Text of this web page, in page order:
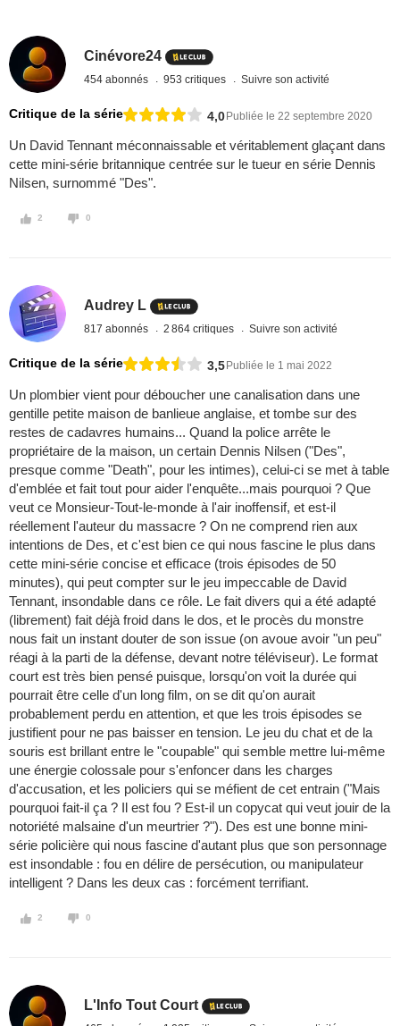
Cinévore24
454 abonnés 953 critiques Suivre son activité
Critique de la série 4,0Publiée le 22 septembre 2020
Un David Tennant méconnaissable et véritablement glaçant dans
cette mini-série britannique centrée sur le tueur en série Dennis
Nilsen, surnommé "Des".
2 0
Audrey L
817 abonnés 2 864 critiques Suivre son activité
Critique de la série 3,5Publiée le 1 mai 2022
Un plombier vient pour déboucher une canalisation dans une
gentille petite maison de banlieue anglaise, et tombe sur des
restes de cadavres humains... Quand la police arrête le
propriétaire de la maison, un certain Dennis Nilsen ("Des",
presque comme "Death", pour les intimes), celui-ci se met à table
d'emblée et fait tout pour aider l'enquête...mais pourquoi ? Que
veut ce Monsieur-Tout-le-monde à l'air inoffensif, et est-il
réellement l'auteur du massacre ? On ne comprend rien aux
intentions de Des, et c'est bien ce qui nous fascine le plus dans
cette mini-série concise et efficace (trois épisodes de 50
minutes), qui peut compter sur le jeu impeccable de David
Tennant, insondable dans ce rôle. Le fait divers qui a été adapté
(librement) fait déjà froid dans le dos, et le procès du monstre
nous fait un instant douter de son issue (on avoue avoir "un peu"
réagi à la parti de la défense, devant notre téléviseur). Le format
court est très bien pensé puisque, lorsqu'on voit la durée qui
pourrait être celle d'un long film, on se dit qu'on aurait
probablement perdu en attention, et que les trois épisodes se
justifient pour ne pas baisser en tension. Le jeu du chat et de la
souris est brillant entre le "coupable" qui semble mettre lui-même
une énergie colossale pour s'enfoncer dans les charges
d'accusation, et les policiers qui se méfient de cet entrain ("Mais
pourquoi fait-il ça ? Il est fou ? Est-il un copycat qui veut jouir de la
notoriété malsaine d'un meurtrier ?"). Des est une bonne mini-
série policière qui nous fascine d'autant plus que son personnage
est insondable : fou en délire de persécution, ou manipulateur
intelligent ? Dans les deux cas : forcément terrifiant.
2 0
L'Info Tout Court